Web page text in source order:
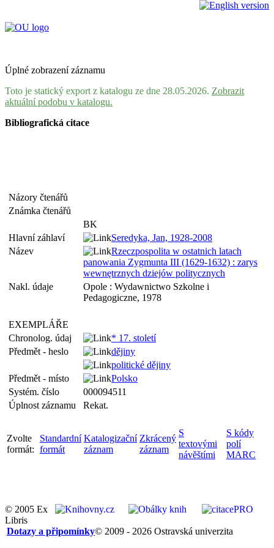
Úplné zobrazení záznamu
Toto je statický export z katalogu ze dne 28.05.2026. Zobrazit
aktuální podobu v katalogu.
Bibliografická citace
Názory čtenářů
Známka čtenářů
BK
Hlavní záhlaví
Seredyka, Jan, 1928-2008
Název
Rzeczpospolita w ostatnich latach
panowania Zygmunta III (1629-1632) : zarys
wewnętrznych dziejów politycznych
Nakl. údaje
Opole : Wydawnictwo Szkolne i
Pedagogiczne, 1978
EXEMPLÁŘE
Chronolog. údaj
* 17. století
Předmět - heslo
dějiny
politické dějiny
Předmět - místo
Polsko
Systém. číslo
000094511
Úplnost záznamu
Rekat.
Zvolte
formát:
Standardní
formát
Katalogizační
záznam
Zkrácený
záznam
S
textovými
návěštími
S kódy
polí
MARC
© 2005 Ex
Libris
© 2009 - 2026 Ostravská univerzita
Dotazy a připomínky